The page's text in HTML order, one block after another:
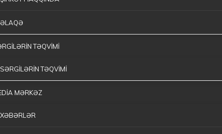
ƏLAQƏ
TƏQVİMİ
SƏRGİLƏRİN TƏQVİMİ
MƏRKƏZ
XƏBƏRLƏR